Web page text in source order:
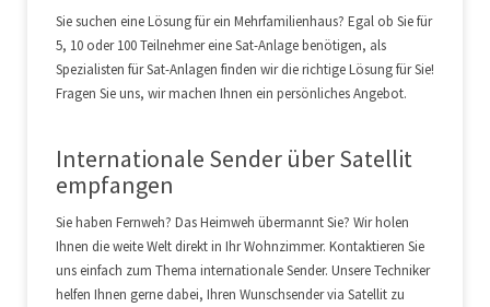
Sie suchen eine Lösung für ein Mehrfamilienhaus? Egal ob Sie für
5, 10 oder 100 Teilnehmer eine Sat-Anlage benötigen, als
Spezialisten für Sat-Anlagen finden wir die richtige Lösung für Sie!
Fragen Sie uns, wir machen Ihnen ein persönliches Angebot.
Internationale Sender über Satellit
empfangen
Sie haben Fernweh? Das Heimweh übermannt Sie? Wir holen
Ihnen die weite Welt direkt in Ihr Wohnzimmer. Kontaktieren Sie
uns einfach zum Thema internationale Sender. Unsere Techniker
helfen Ihnen gerne dabei, Ihren Wunschsender via Satellit zu